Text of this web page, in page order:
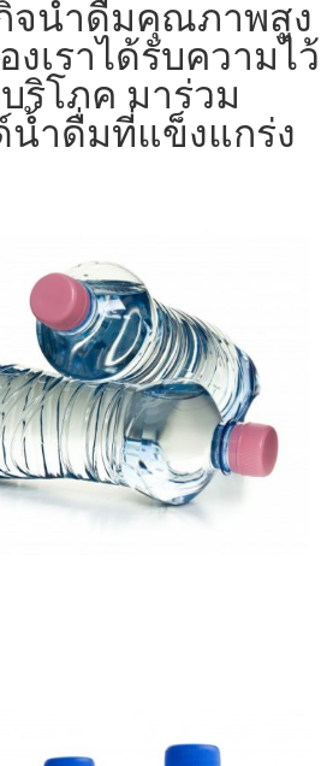
จน้ำดื่มคุณภาพสูง
เราได้รับความไว้
ริโภค มาร่วม
น้ำดื่มที่แข็งแกร่ง